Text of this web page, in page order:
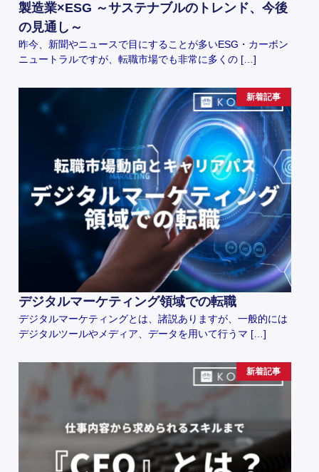
製造業×ESG ～サステナブルのトレンド、今後
の見通し～
昨今、新聞やニュースで目にすることが多いESG・カーボン
ニュートラルですが、転職市場でも非常に多くの […]
新着記事
デジタルマーケティング領域での転職
デジタルマーケティングとは、諸説ありますが、一般的には
デジタルツールやメディア、データを用いて行うマ […]
新着記事